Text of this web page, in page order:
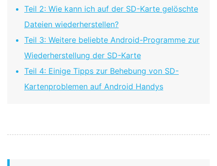
Teil 2: Wie kann ich auf der SD-Karte gelöschte
Dateien wiederherstellen?
Teil 3: Weitere beliebte Android-Programme zur
Wiederherstellung der SD-Karte
Teil 4: Einige Tipps zur Behebung von SD-
Kartenproblemen auf Android Handys